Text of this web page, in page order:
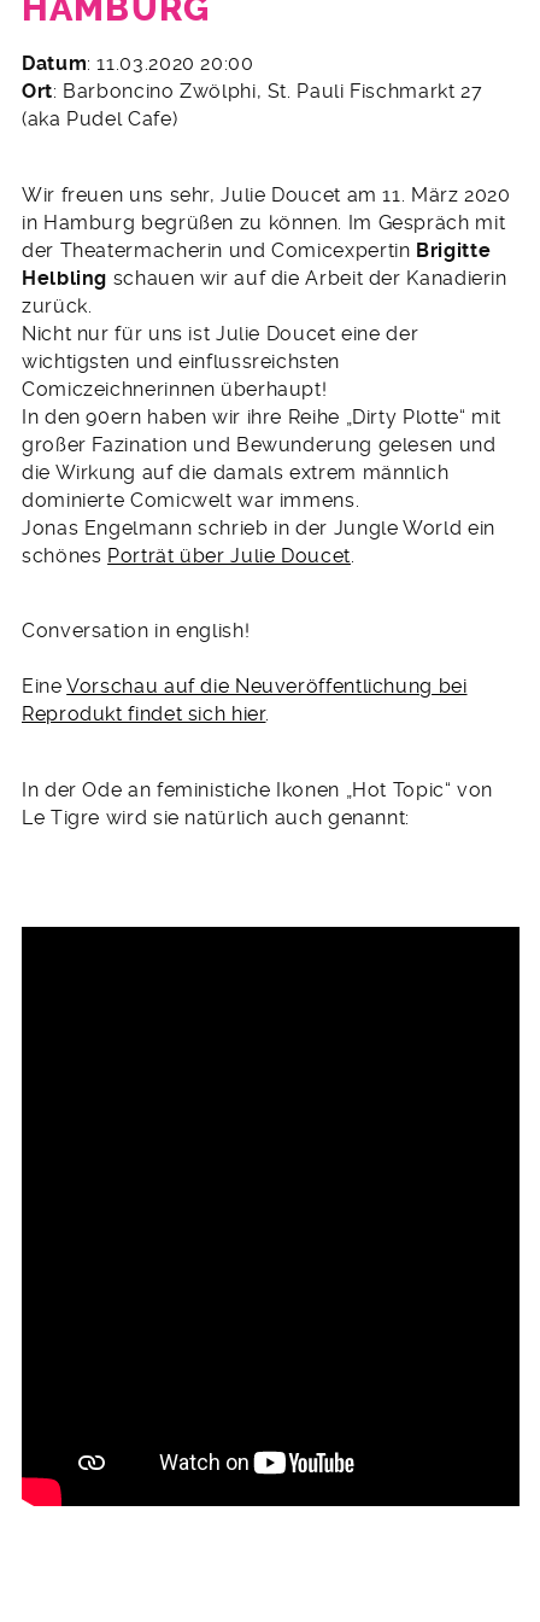
HAMBURG
23.
Januar
2020
Datum: 11.03.2020 20:00
Ort: Barboncino Zwölphi, St. Pauli Fischmarkt 27
(aka Pudel Cafe)
Wir freuen uns sehr, Julie Doucet am 11. März 2020
in Hamburg begrüßen zu können. Im Gespräch mit
der Theatermacherin und Comicexpertin Brigitte
Helbling schauen wir auf die Arbeit der Kanadierin
zurück.
Nicht nur für uns ist Julie Doucet eine der
wichtigsten und einflussreichsten
Comiczeichnerinnen überhaupt!
In den 90ern haben wir ihre Reihe „Dirty Plotte“ mit
großer Fazination und Bewunderung gelesen und
die Wirkung auf die damals extrem männlich
dominierte Comicwelt war immens.
Jonas Engelmann schrieb in der Jungle World ein
schönes Porträt über Julie Doucet
Conversation in english!
EineVorschau auf die Neuveröffentlichung bei
Reprodukt findet sich hier.
In der Ode an feministiche Ikonen „Hot Topic“ von
Le Tigre wird sie natürlich auch genannt: